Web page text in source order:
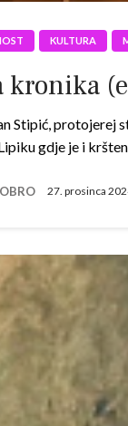
KULTURA
kronika
Stipić, protojerej
gdje je i
27. prosinca